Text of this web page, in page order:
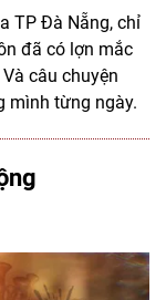
TP Đà Nẵng, chỉ
đã có lợn mắc
câu chuyện
mình từng ngày.